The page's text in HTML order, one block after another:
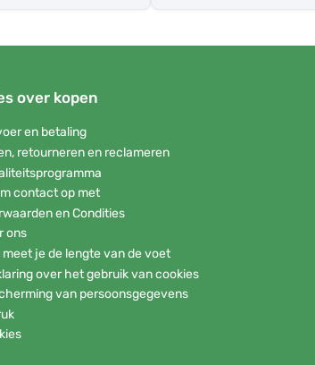
over kopen
en betaling
retourneren en reclameren
contact op met
en Condities
ons
meet je de lengte van de voet
over het gebruik van cookies
van persoonsgegevens